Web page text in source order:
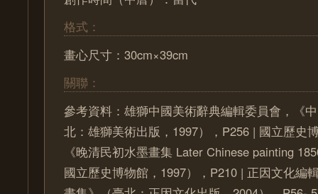
格式：
畫心尺寸：30cm×39cm
關聯：
參考資料：雄獅中國美術辭典編輯委員會，《
北：雄獅美術出版，1997），P256 | 國立歷史
《晚清民初水墨畫集 Later Chinese painting
國立歷史博物館，1997），P210 | 正因文化編